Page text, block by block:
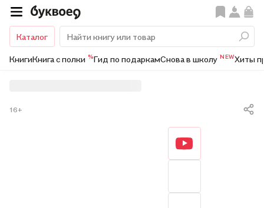
Каталог
КнигиКнига с полки %Гид по подаркамСнова в школу NEWХиты
16+